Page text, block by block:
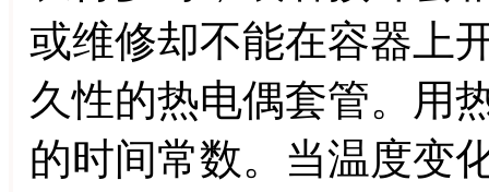
或维修却不能在容器上
久性的热电偶套管。用
的时间常数。当温度变